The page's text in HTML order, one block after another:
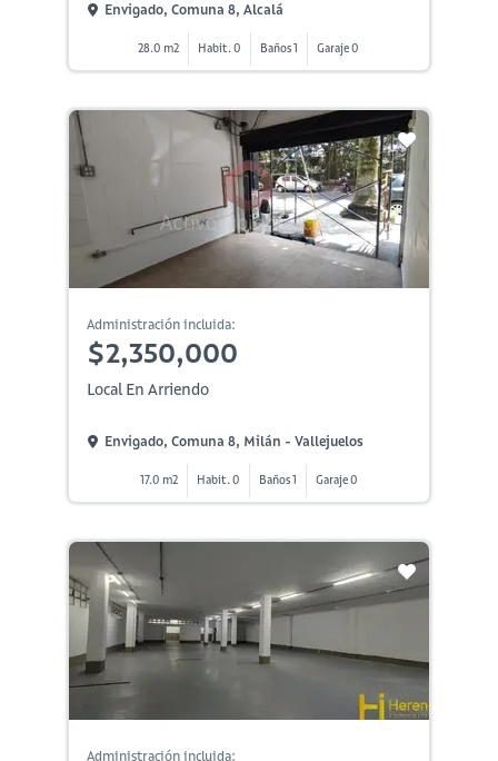
Envigado, Comuna 8, Alcalá
28.0 m2 Habit. 0 Baños 1 Garaje 0
Administración incluida:
$2,350,000
Local En Arriendo
Envigado, Comuna 8, Milán - Vallejuelos
17.0 m2 Habit. 0 Baños 1 Garaje 0
Administración incluida: